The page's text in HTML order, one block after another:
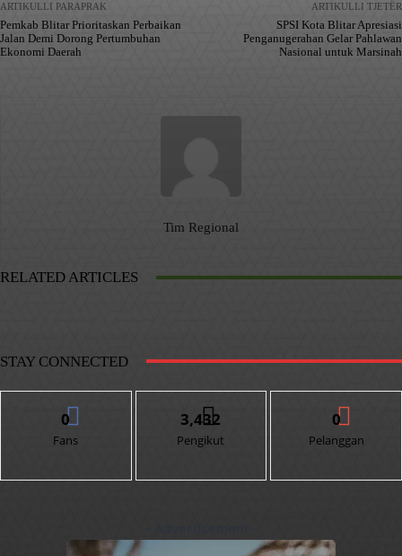
ARTIKULLI PARAPRAK
Pemkab Blitar Prioritaskan Perbaikan
Jalan Demi Dorong Pertumbuhan
Ekonomi Daerah
ARTIKULLI TJETËR
SPSI Kota Blitar Apresiasi
Penganugerahan Gelar Pahlawan
Nasional untuk Marsinah
Tim Regional
RELATED ARTICLES
STAY CONNECTED
0
Fans
3,432
Pengikut
0
Pelanggan